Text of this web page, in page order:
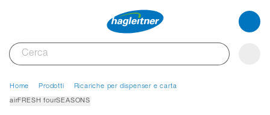
Home Prodotti Ricariche per dispenser e carta
airFRESH fourSEASONS